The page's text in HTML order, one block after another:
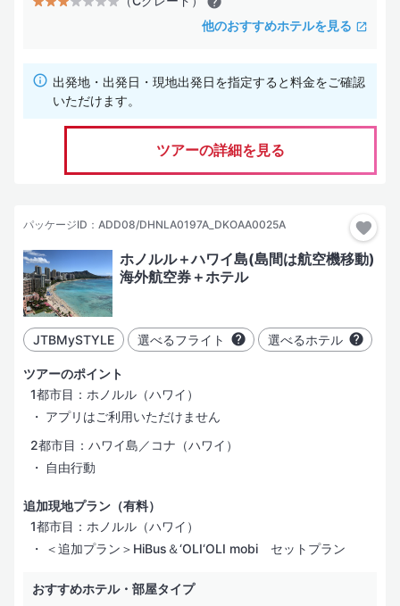
他のおすすめホテルを見る
出発地・出発日・現地出発日を指定すると料金をご確認
いただけます。
ツアーの詳細を見る
パッケージID：ADD08/DHNLA0197A_DKOAA0025A
ホノルル＋ハワイ島(島間は航空機移動)
海外航空券＋ホテル
JTBMySTYLE 選べるフライト 選べるホテル
ツアーのポイント
1都市目：ホノルル（ハワイ）
アプリはご利用いただけません
2都市目：ハワイ島／コナ（ハワイ）
自由行動
追加現地プラン（有料）
1都市目：ホノルル（ハワイ）
＜追加プラン＞HiBus＆‘OLI‘OLI mobi セットプラン
おすすめホテル・部屋タイプ